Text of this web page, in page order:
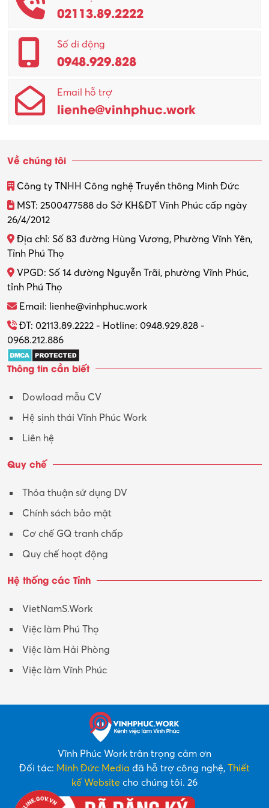
Promotion Girl (PG)
Quản lý – Giám đốc
Quản lý chất lượng – QC
Quản lý sản xuất
Quản trị kinh doanh
Thiết kế nội thất
Thợ máy – Ô tô – Xe máy
Thực tập
Tổ chức sự kiện – Quà tặng
Trợ lý
Tư vấn
Tư vấn – Kiến trúc
Y tế-Dược
02113.89.2222
Số di động
0948.929.828
Email hỗ trợ
lienhe@vinhphuc.work
Về chúng tôi
Công ty TNHH Công nghệ Truyền thông Minh Đức
MST: 2500477588 do Sở KH&ĐT Vĩnh Phúc cấp ngày
26/4/2012
Địa chỉ: Số 83 đường Hùng Vương, Phường Vĩnh Yên,
Tỉnh Phú Thọ
VPGD: Số 14 đường Nguyễn Trãi, phường Vĩnh Phúc,
tỉnh Phú Thọ
Email: lienhe@vinhphuc.work
ĐT: 02113.89.2222 - Hotline: 0948.929.828 -
0968.212.886
Thông tin cần biết
Dowload mẫu CV
Hệ sinh thái Vĩnh Phúc Work
Liên hệ
Quy chế
Thỏa thuận sử dụng DV
Chính sách bảo mật
Cơ chế GQ tranh chấp
Quy chế hoạt động
Hệ thống các Tỉnh
VietNamS.Work
Việc làm Phú Thọ
Việc làm Hải Phòng
Việc làm Vĩnh Phúc
Vĩnh Phúc Work trân trọng cảm ơn
Đối tác: Minh Đức Media đã hỗ trợ công nghệ, Thiết
kế Website cho chúng tôi. 26